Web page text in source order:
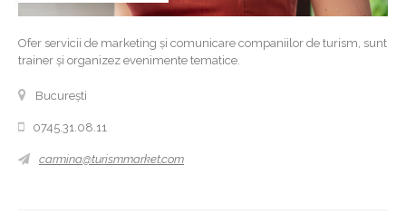
Ofer servicii de marketing și comunicare companiilor de turism, sunt
trainer și organizez evenimente tematice.
București
0745.31.08.11
carmina@turismmarket.com